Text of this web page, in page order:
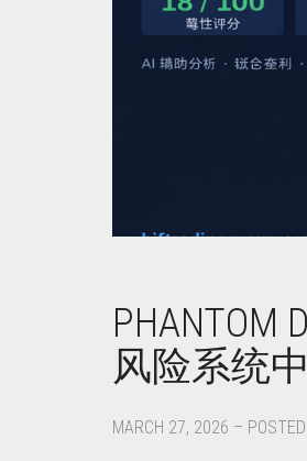
PHANTOM
风险系统
MARCH 27, 2026 – POSTED